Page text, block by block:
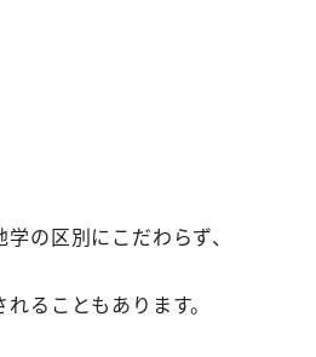
の区別にこだわらず、
ることもあります。